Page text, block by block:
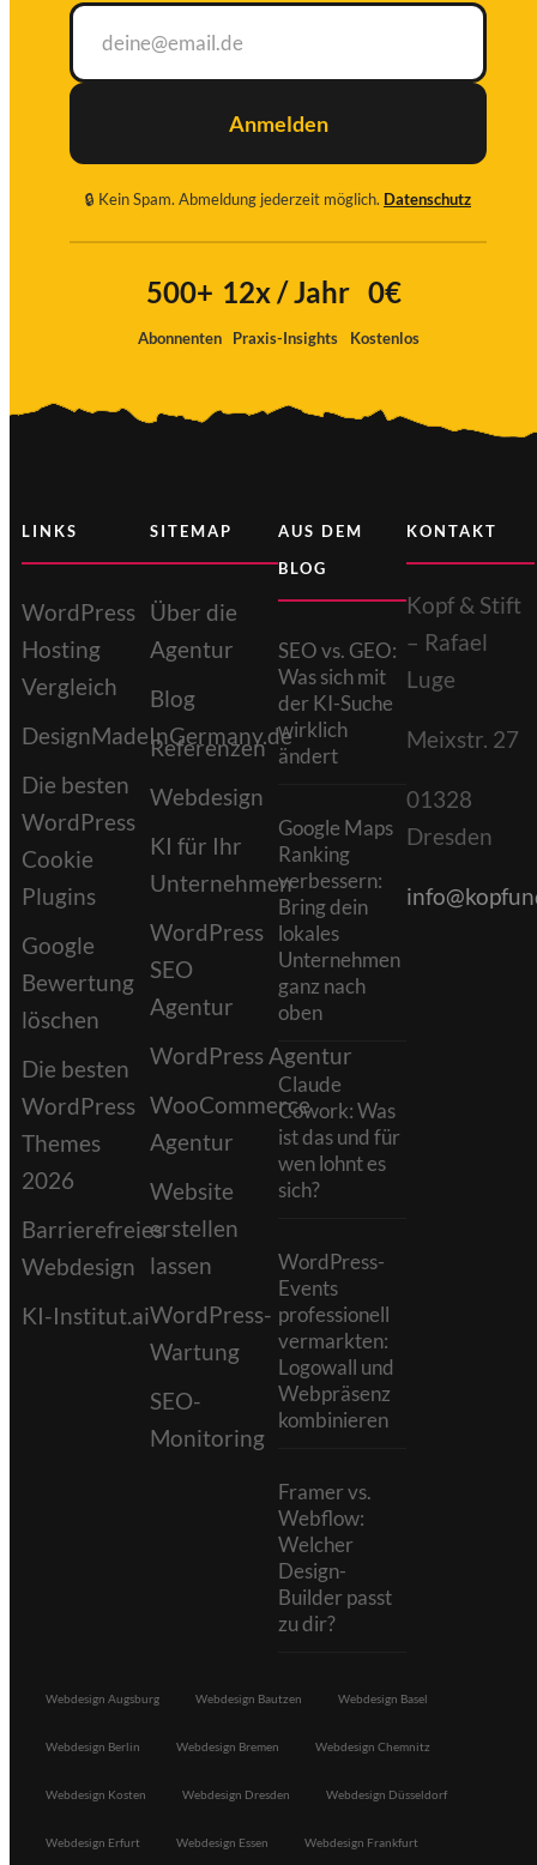
Anmelden
Ich
🔒 Kein Spam. Abmeldung jederzeit möglich. Datenschutz
500+
Abonnenten
12x / Jahr
Praxis-Insights
0€
Kostenlos
LINKS
WordPress
Hosting
Vergleich
DesignMadeInGermany.de
Die besten
WordPress
Cookie
Plugins
Google
Bewertung
löschen
Die besten
WordPress
Themes
2026
Barrierefreies
Webdesign
KI-Institut.ai
SITEMAP
Über die
Agentur
Blog
Referenzen
Webdesign
KI für Ihr
Unternehmen
WordPress
SEO
Agentur
WordPress Agentur
WooCommerce
Agentur
Website
erstellen
lassen
WordPress-
Wartung
SEO-
Monitoring
AUS DEM
BLOG
SEO vs. GEO:
Was sich mit
der KI-Suche
wirklich
ändert
Google Maps
Ranking
verbessern:
Bring dein
lokales
Unternehmen
ganz nach
oben
Claude
Cowork: Was
ist das und für
wen lohnt es
sich?
WordPress-
Events
professionell
vermarkten:
Logowall und
Webpräsenz
kombinieren
Framer vs.
Webflow:
Welcher
Design-
Builder passt
zu dir?
KONTAKT
Kopf & Stift
– Rafael
Luge
Meixstr. 27
01328
Dresden
Webdesign Augsburg Webdesign Bautzen Webdesign Basel
Webdesign Berlin Webdesign Bremen Webdesign Chemnitz
Webdesign Kosten Webdesign Dresden Webdesign Düsseldorf
Webdesign Erfurt Webdesign Essen Webdesign Frankfurt